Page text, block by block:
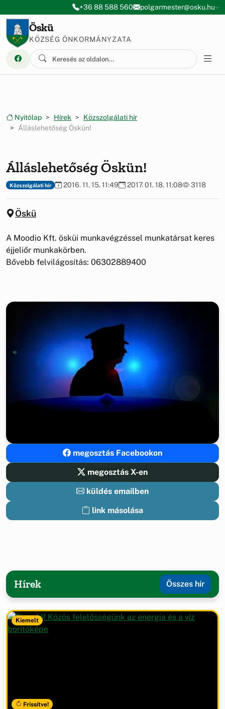
Ugrás a menüre
Ugrás a tartalomra+36 88 588 560 polgarmester@osku.hu
Öskü
KÖZSÉG ÖNKORMÁNYZATA
Nyitólap Hírek
Közszolgálati hír
Álláslehetőség Öskün!
Álláslehetőség Öskün!
Közszolgálati hír 2016. 11. 15. 11:49 2017. 01. 18. 11:08 3118
Öskü
A Moodio Kft. ösküi munkavégzéssel munkatársat keres
éjjeliőr munkakörben.
Bővebb felvilágosítás: 06302889400
megosztás Facebookon
megosztás X-en
küldés emailben
link másolása
Hírek Összes hír
Kiemelt
Frissítve!